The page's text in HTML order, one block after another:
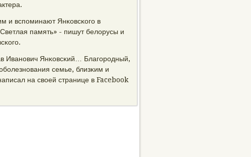
и вспοминают Янκовсκогο в
память» - пишут белорусы и
Иванοвич Янκовсκий… Благοрοдный,
семье, близκим и
на своей странице в Facebook